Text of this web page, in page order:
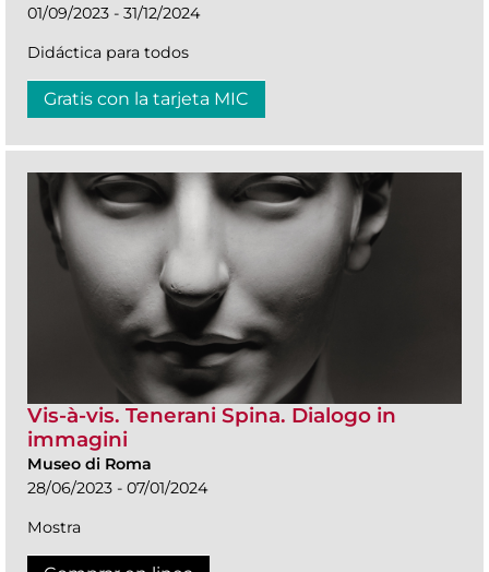
01/09/2023 - 31/12/2024
Didáctica para todos
Gratis con la tarjeta MIC
Vis-à-vis. Tenerani Spina. Dialogo in
immagini
Museo di Roma
28/06/2023 - 07/01/2024
Mostra